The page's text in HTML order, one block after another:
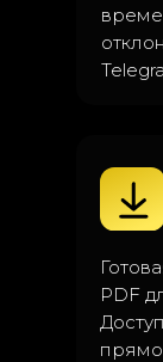
PDF
прямо